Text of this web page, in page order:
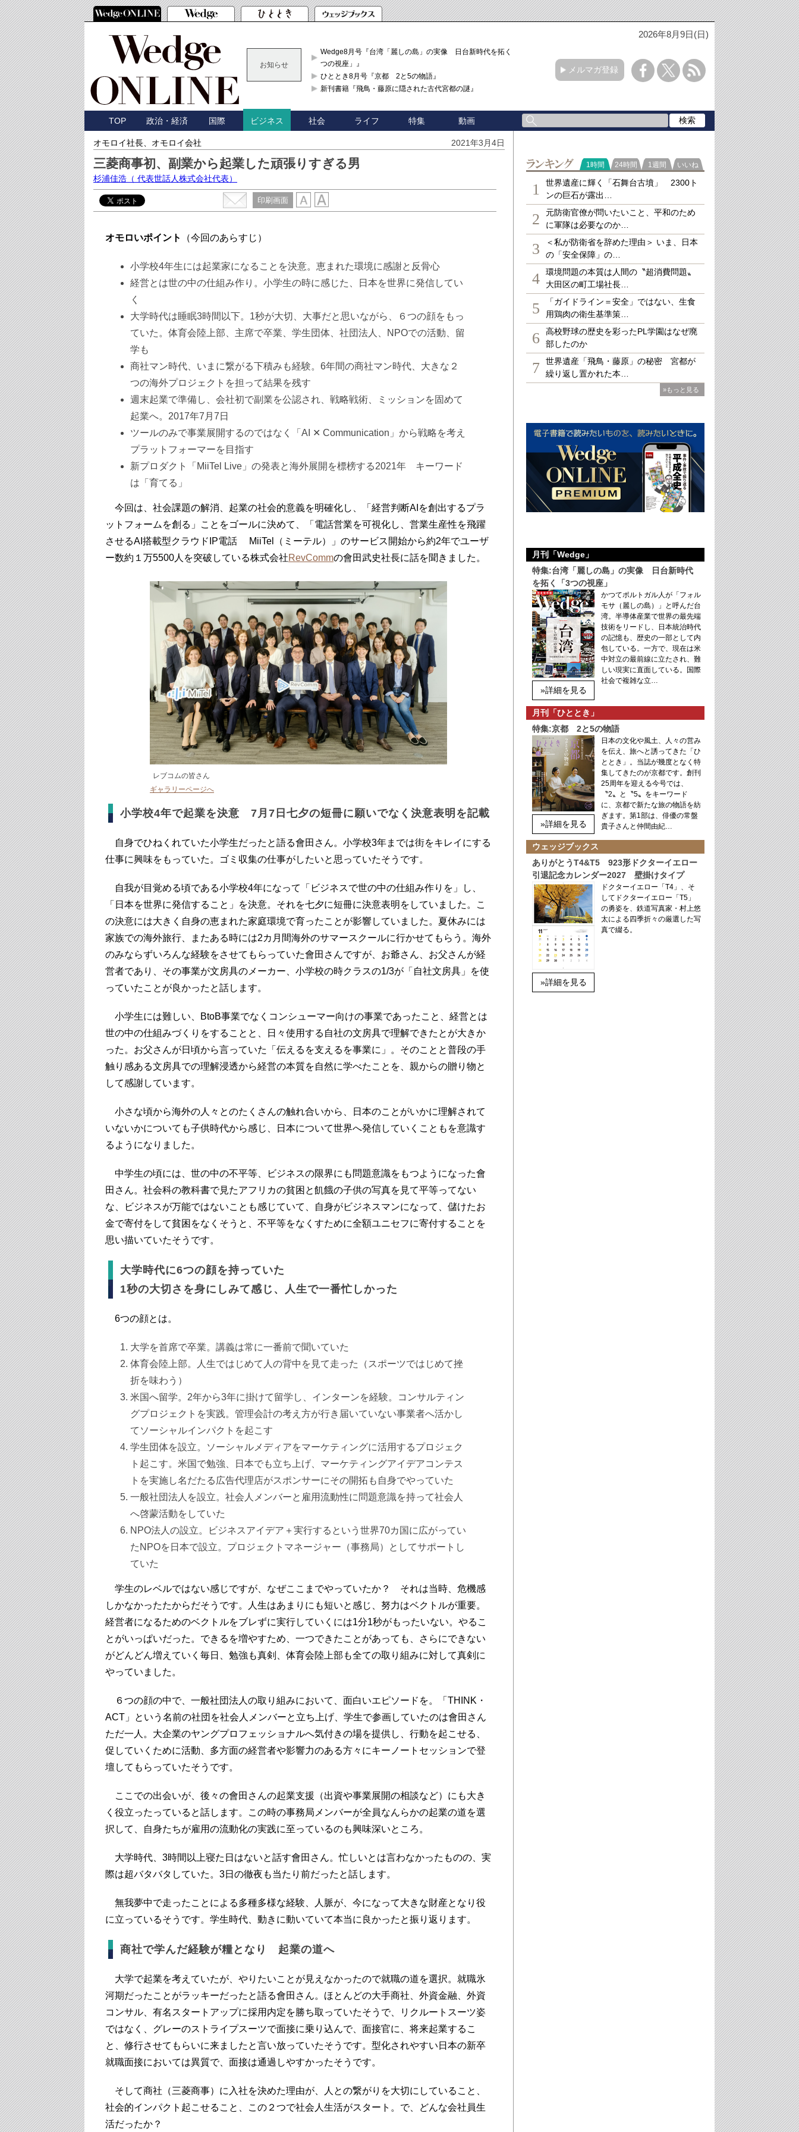
2026年8月9日(日)
お知らせ
Wedge8月号『台湾「麗しの島」の実像 日台新時代を拓く「3
つの視座」』
ひととき8月号『京都 2と5の物語』
新刊書籍『飛鳥・藤原に隠された古代宮都の謎』
メルマガ登録
TOP 政治・経済 国際 ビジネス 社会 ライフ 特集 動画
オモロイ社長、オモロイ会社 2021年3月4日
三菱商事初、副業から起業した頑張りすぎる男
杉浦佳浩 （ 代表世話人株式会社代表）
印刷画面
オモロいポイント （今回のあらすじ）
小学校4年生には起業家になることを決意。恵まれた環境に感謝と反骨心
経営とは世の中の仕組み作り。小学生の時に感じた、日本を世界に発信してい
く
大学時代は睡眠3時間以下。1秒が大切、大事だと思いながら、６つの顔をもっ
ていた。体育会陸上部、主席で卒業、学生団体、社団法人、NPOでの活動、留
学も
商社マン時代、いまに繋がる下積みも経験。6年間の商社マン時代、大きな２
つの海外プロジェクトを担って結果を残す
週末起業で準備し、会社初で副業を公認され、戦略戦術、ミッションを固めて
起業へ。2017年7月7日
ツールのみで事業展開するのではなく「AI ✕ Communication」から戦略を考え
プラットフォーマーを目指す
新プロダクト「MiiTel Live」の発表と海外展開を標榜する2021年 キーワード
は「育てる」
今回は、社会課題の解消、起業の社会的意義を明確化し、「経営判断AIを創出するプラ
ットフォームを創る」ことをゴールに決めて、「電話営業を可視化し、営業生産性を飛躍
させるAI搭載型クラウドIP電話 MiiTel（ミーテル）」のサービス開始から約2年でユーザ
ー数約１万5500人を突破している株式会社RevCommの會田武史社長に話を聞きました。
レブコムの皆さん
ギャラリーページへ
小学校4年で起業を決意 7月7日七夕の短冊に願いでなく決意表明を記載
自身でひねくれていた小学生だったと語る會田さん。小学校3年までは街をキレイにする
仕事に興味をもっていた。ゴミ収集の仕事がしたいと思っていたそうです。
自我が目覚める頃である小学校4年になって「ビジネスで世の中の仕組み作りを」し、
「日本を世界に発信すること」を決意。それを七夕に短冊に決意表明をしていました。こ
の決意には大きく自身の恵まれた家庭環境で育ったことが影響していました。夏休みには
家族での海外旅行、またある時には2カ月間海外のサマースクールに行かせてもらう。海外
のみならずいろんな経験をさせてもらっていた會田さんですが、お爺さん、お父さんが経
営者であり、その事業が文房具のメーカー、小学校の時クラスの1/3が「自社文房具」を使
っていたことが良かったと話します。
小学生には難しい、BtoB事業でなくコンシューマー向けの事業であったこと、経営とは
世の中の仕組みづくりをすることと、日々使用する自社の文房具で理解できたとが大きか
った。お父さんが日頃から言っていた「伝えるを支えるを事業に」。そのことと普段の手
触り感ある文房具での理解浸透から経営の本質を自然に学べたことを、親からの贈り物と
して感謝しています。
小さな頃から海外の人々とのたくさんの触れ合いから、日本のことがいかに理解されて
いないかについても子供時代から感じ、日本について世界へ発信していくこともを意識す
るようになりました。
中学生の頃には、世の中の不平等、ビジネスの限界にも問題意識をもつようになった會
田さん。社会科の教科書で見たアフリカの貧困と飢餓の子供の写真を見て平等ってない
な、ビジネスが万能ではないことも感じていて、自身がビジネスマンになって、儲けたお
金で寄付をして貧困をなくそうと、不平等をなくすために全額ユニセフに寄付することを
思い描いていたそうです。
大学時代に6つの顔を持っていた
1秒の大切さを身にしみて感じ、人生で一番忙しかった
6つの顔とは。
大学を首席で卒業。講義は常に一番前で聞いていた
体育会陸上部。人生ではじめて人の背中を見て走った（スポーツではじめて挫
折を味わう）
米国へ留学。2年から3年に掛けて留学し、インターンを経験。コンサルティン
グプロジェクトを実践。管理会計の考え方が行き届いていない事業者へ活かし
てソーシャルインパクトを起こす
学生団体を設立。ソーシャルメディアをマーケティングに活用するプロジェク
ト起こす。米国で勉強、日本でも立ち上げ、マーケティングアイデアコンテス
トを実施し名だたる広告代理店がスポンサーにその開拓も自身でやっていた
一般社団法人を設立。社会人メンバーと雇用流動性に問題意識を持って社会人
へ啓蒙活動をしていた
NPO法人の設立。ビジネスアイデア＋実行するという世界70カ国に広がってい
たNPOを日本で設立。プロジェクトマネージャー（事務局）としてサポートし
ていた
学生のレベルではない感じですが、なぜここまでやっていたか？ それは当時、危機感
しかなかったたからだそうです。人生はあまりにも短いと感じ、努力はベクトルが重要。
経営者になるためのベクトルをブレずに実行していくには1分1秒がもったいない。やるこ
とがいっぱいだった。できるを増やすため、一つできたことがあっても、さらにできない
がどんどん増えていく毎日、勉強も真剣、体育会陸上部も全ての取り組みに対して真剣に
やっていました。
６つの顔の中で、一般社団法人の取り組みにおいて、面白いエピソードを。「THINK・
ACT」という名前の社団を社会人メンバーと立ち上げ、学生で参画していたのは會田さん
ただ一人。大企業のヤングプロフェッショナルへ気付きの場を提供し、行動を起こせる、
促していくために活動、多方面の経営者や影響力のある方々にキーノートセッションで登
壇してもらっていたそうです。
ここでの出会いが、後々の會田さんの起業支援（出資や事業展開の相談など）にも大き
く役立ったっていると話します。この時の事務局メンバーが全員なんらかの起業の道を選
択して、自身たちが雇用の流動化の実践に至っているのも興味深いところ。
大学時代、3時間以上寝た日はないと話す會田さん。忙しいとは言わなかったものの、実
際は超バタバタしていた。3日の徹夜も当たり前だったと話します。
無我夢中で走ったことによる多種多様な経験、人脈が、今になって大きな財産となり役
に立っているそうです。学生時代、動きに動いていて本当に良かったと振り返ります。
商社で学んだ経験が糧となり 起業の道へ
大学で起業を考えていたが、やりたいことが見えなかったので就職の道を選択。就職氷
河期だったことがラッキーだったと語る會田さん。ほとんどの大手商社、外資金融、外資
コンサル、有名スタートアップに採用内定を勝ち取っていたそうで、リクルートスーツ姿
ではなく、グレーのストライプスーツで面接に乗り込んで、面接官に、将来起業するこ
と、修行させてもらいに来ましたと言い放っていたそうです。型化されやすい日本の新卒
就職面接においては異質で、面接は通過しやすかったそうです。
そして商社（三菱商事）に入社を決めた理由が、人との繋がりを大切にしていること、
社会的インパクト起こせること、この２つで社会人生活がスタート。で、どんな会社員生
活だったか？
ランキング
1時間 24時間 1週間 いいね
1
世界遺産に輝く「石舞台古墳」 2300ト
ンの巨石が露出…
2
元防衛官僚が問いたいこと、平和のため
に軍隊は必要なのか…
3
＜私が防衛省を辞めた理由＞ いま、日本
の「安全保障」の…
4
環境問題の本質は人間の〝超消費問題〟
大田区の町工場社長…
5
「ガイドライン＝安全」ではない、生食
用鶏肉の衛生基準策…
6
高校野球の歴史を彩ったPL学園はなぜ廃
部したのか
7
世界遺産「飛鳥・藤原」の秘密 宮都が
繰り返し置かれた本…
»もっと見る
月刊「Wedge」
特集:台湾「麗しの島」の実像 日台新時代
を拓く「3つの視座」
»詳細を見る
かつてポルトガル人が「フォル
モサ（麗しの島）」と呼んだ台
湾。半導体産業で世界の最先端
技術をリードし、日本統治時代
の記憶も、歴史の一部として内
包している。一方で、現在は米
中対立の最前線に立たされ、難
しい現実に直面している。国際
社会で複雑な立…
月刊「ひととき」
特集:京都 2と5の物語
»詳細を見る
日本の文化や風土、人々の営み
を伝え、旅へと誘ってきた「ひ
ととき」。当誌が幾度となく特
集してきたのが京都です。創刊
25周年を迎える今号では、
〝2〟と〝5〟をキーワード
に、京都で新たな旅の物語を紡
ぎます。第1部は、俳優の常盤
貴子さんと仲間由紀…
ウェッジブックス
ありがとうT4&T5 923形ドクターイエロー
引退記念カレンダー2027 壁掛けタイプ
»詳細を見る
ドクターイエロー「T4」、そ
してドクターイエロー「T5」
の勇姿を、鉄道写真家・村上悠
太による四季折々の厳選した写
真で綴る。